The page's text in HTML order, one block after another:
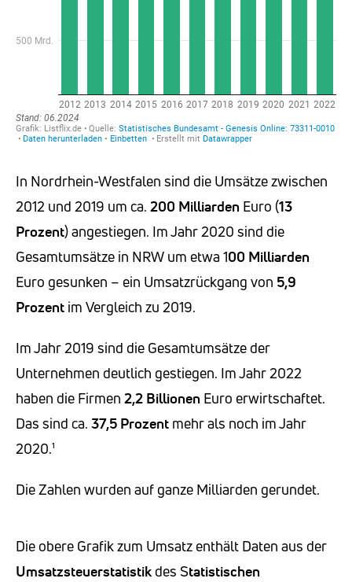
In Nordrhein-Westfalen sind die Umsätze zwischen
2012 und 2019 um ca. 200 Milliarden Euro (13
Prozent) angestiegen. Im Jahr 2020 sind die
Gesamtumsätze in NRW um etwa 100 Milliarden
Euro gesunken – ein Umsatzrückgang von 5,9
Prozent im Vergleich zu 2019.
Im Jahr 2019 sind die Gesamtumsätze der
Unternehmen deutlich gestiegen. Im Jahr 2022
haben die Firmen 2,2 Billionen Euro erwirtschaftet.
Das sind ca. 37,5 Prozent mehr als noch im Jahr
2020.¹
Die Zahlen wurden auf ganze Milliarden gerundet.
Die obere Grafik zum Umsatz enthält Daten aus der
Umsatzsteuerstatistikdes Statistischen